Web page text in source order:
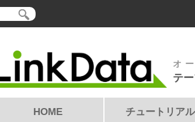
オ
テ
HOME チュートリアル